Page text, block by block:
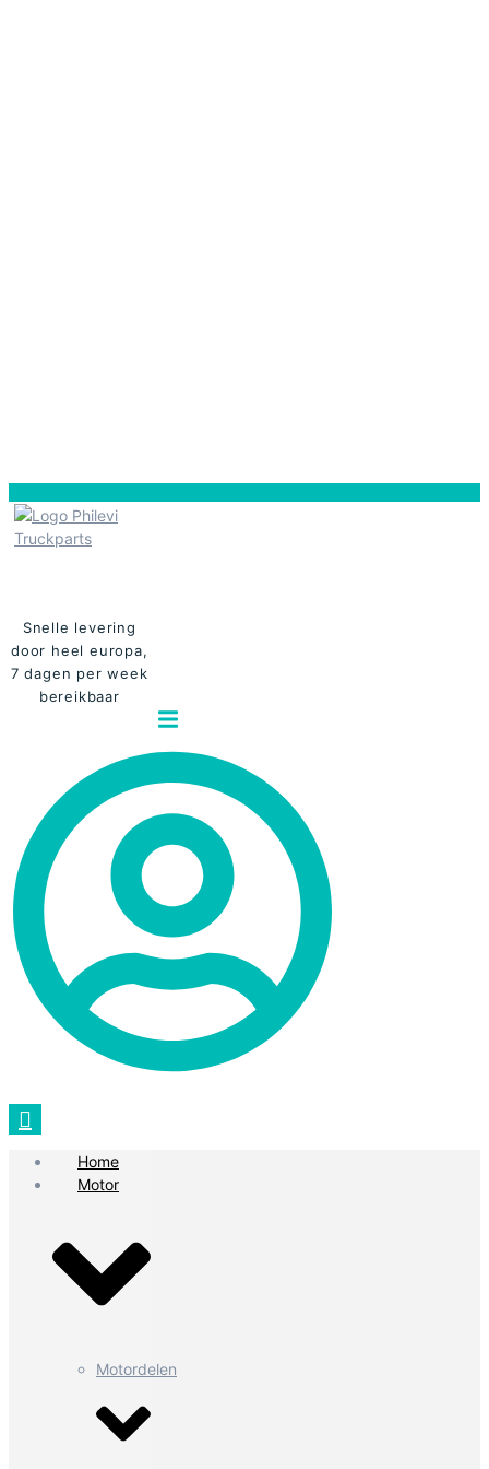
Snelle levering
door heel europa,
7 dagen per week
bereikbaar
Home
Motor
Motordelen